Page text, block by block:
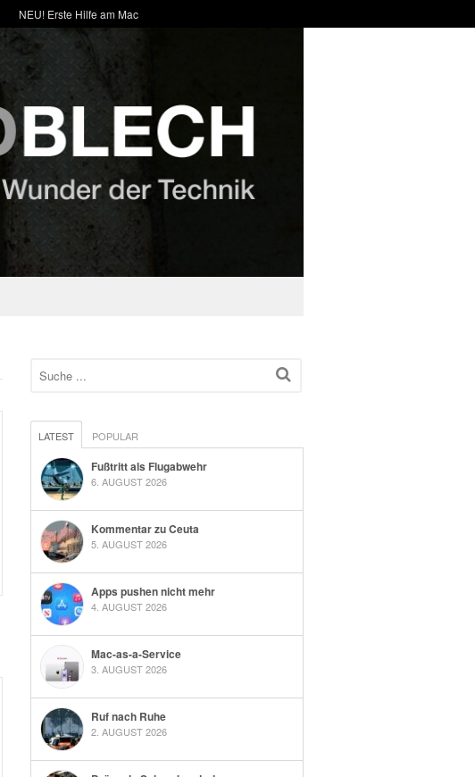
NEU! Erste Hilfe am Mac
LATEST POPULAR
Fußtritt als Flugabwehr
6. AUGUST 2026
Kommentar zu Ceuta
5. AUGUST 2026
Apps pushen nicht mehr
4. AUGUST 2026
Mac-as-a-Service
3. AUGUST 2026
Ruf nach Ruhe
2. AUGUST 2026